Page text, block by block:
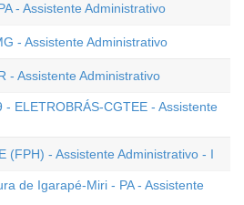
- Assistente Administrativo
- Assistente Administrativo
- Assistente Administrativo
- ELETROBRÁS-CGTEE - Assistente
(FPH) - Assistente Administrativo - I
de Igarapé-Miri - PA - Assistente